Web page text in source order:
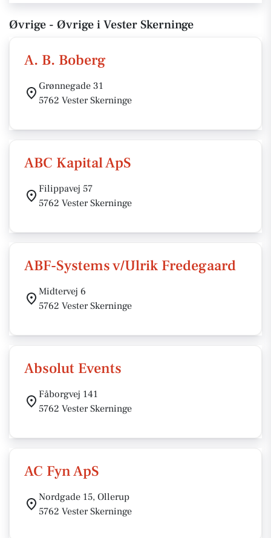
Øvrige - Øvrige i Vester Skerninge
A. B. Boberg
Grønnegade 31
5762 Vester Skerninge
ABC Kapital ApS
Filippavej 57
5762 Vester Skerninge
ABF-Systems v/Ulrik Fredegaard
Midtervej 6
5762 Vester Skerninge
Absolut Events
Fåborgvej 141
5762 Vester Skerninge
AC Fyn ApS
Nordgade 15, Ollerup
5762 Vester Skerninge